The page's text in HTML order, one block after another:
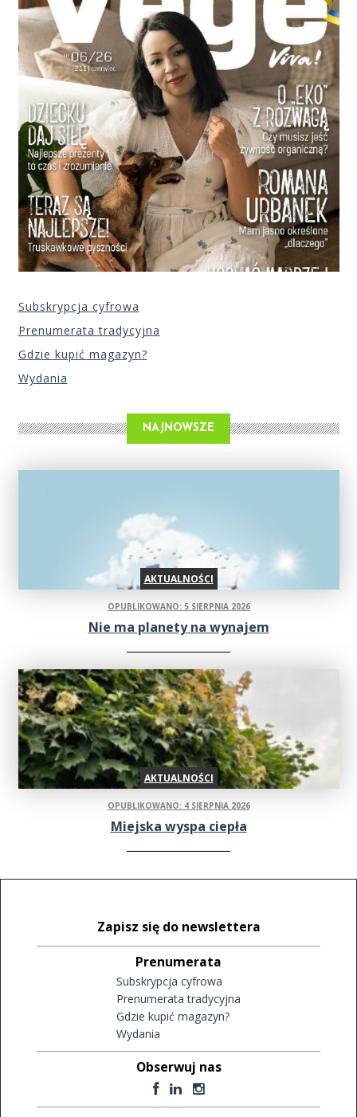
Subskrypcja cyfrowa
Prenumerata tradycyjna
Gdzie kupić magazyn?
Wydania
NAJNOWSZE
AKTUALNOŚCI
OPUBLIKOWANO: 5 SIERPNIA 2026
Nie ma planety na wynajem
AKTUALNOŚCI
OPUBLIKOWANO: 4 SIERPNIA 2026
Miejska wyspa ciepła
Zapisz się do newslettera
Prenumerata
Subskrypcja cyfrowa
Prenumerata tradycyjna
Gdzie kupić magazyn?
Wydania
Obserwuj nas